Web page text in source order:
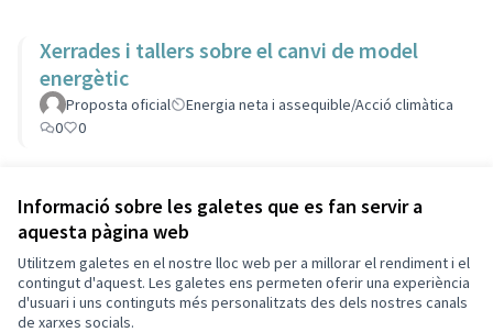
Informació sobre les galetes que es fan servir a
aquesta pàgina web
Utilitzem galetes en el nostre lloc web per a millorar el rendiment i el
contingut d'aquest. Les galetes ens permeten oferir una experiència
d'usuari i uns continguts més personalitzats des dels nostres canals
de xarxes socials.
Xerrades i tallers sobre el canvi de model
energètic
Proposta oficial
Energia neta i assequible/Acció climàtica
0
0
Veure totes les propostes retirades
Termes i condicions d'ús
Configuració de les galetes
Decidim Sant Cugat a X
Decidim Sant Cugat a Facebook
Decidim Sant Cugat a Instagram
Decidim Sant Cugat a GitHub